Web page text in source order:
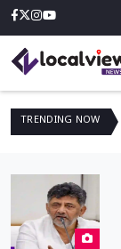
TRENDING NOW